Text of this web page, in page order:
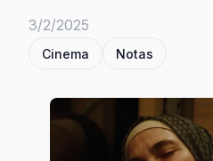
3/2/2025
Cinema Notas